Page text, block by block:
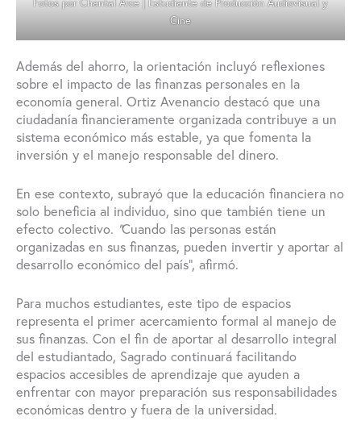
Cine
Además del ahorro, la orientación incluyó reflexiones
sobre el impacto de las finanzas personales en la
economía general. Ortiz Avenancio destacó que una
ciudadanía financieramente organizada contribuye a un
sistema económico más estable, ya que fomenta la
inversión y el manejo responsable del dinero.
En ese contexto, subrayó que la educación financiera no
solo beneficia al individuo, sino que también tiene un
efecto colectivo. “Cuando las personas están
organizadas en sus finanzas, pueden invertir y aportar al
desarrollo económico del país”, afirmó.
Para muchos estudiantes, este tipo de espacios
representa el primer acercamiento formal al manejo de
sus finanzas. Con el fin de aportar al desarrollo integral
del estudiantado, Sagrado continuará facilitando
espacios accesibles de aprendizaje que ayuden a
enfrentar con mayor preparación sus responsabilidades
económicas dentro y fuera de la universidad.